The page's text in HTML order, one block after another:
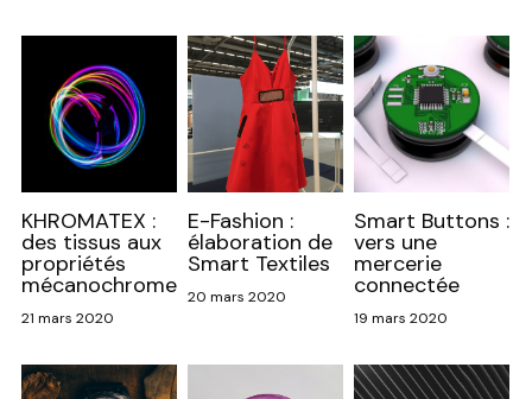
KHROMATEX :
des tissus aux
propriétés
mécanochromes
21 mars 2020
E-Fashion :
élaboration de
Smart Textiles
20 mars 2020
Smart Buttons :
vers une
mercerie
connectée
19 mars 2020